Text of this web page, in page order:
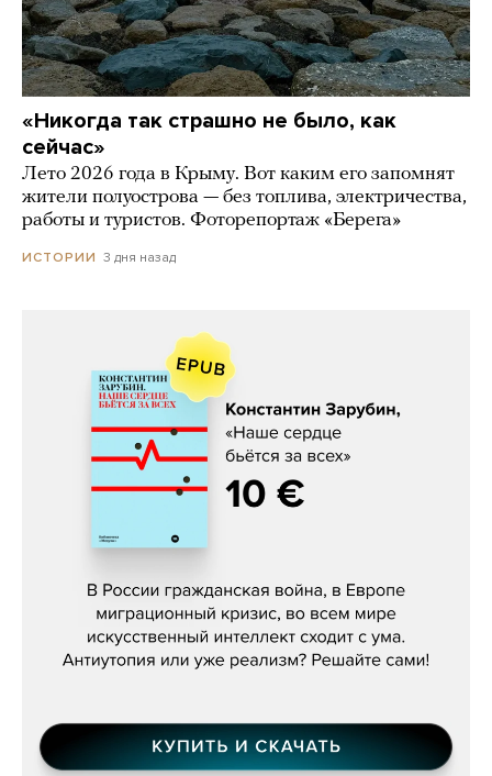
«Никогда так страшно не было, как
сейчас»
Лето 2026 года в Крыму. Вот каким его запомнят
жители полуострова — без топлива, электричества,
работы и туристов. Фоторепортаж «Берега»
ИСТОРИИ 3 дня назад
Константин Зарубин, «Наше сердце